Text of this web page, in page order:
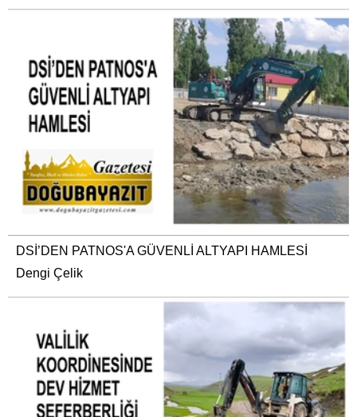
DSİ’DEN PATNOS'A GÜVENLİ ALTYAPI HAMLESİ
Dengi Çelik